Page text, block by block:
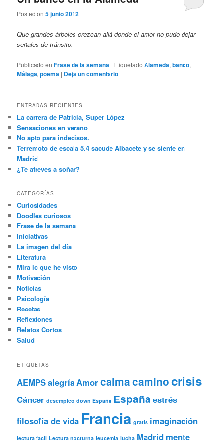
Posted on5 junio 2012
Que grandes árboles crezcan allá donde el amor no pudo dejar
señales de tránsito.
Publicado en Frase de la semana | Etiquetado Alameda,banco,
Málaga,poema | Deja un comentario
ENTRADAS RECIENTES
La carrera de Patricia, Super López
Sensaciones en verano
No apto para indecisos.
Terremoto de escala 5.4 sacude Albacete y se siente en
Madrid
¿Te atreves a soñar?
CATEGORÍAS
Curiosidades
Doodles curiosos
Frase de la semana
Iniciativas
La imagen del día
Literatura
Mira lo que he visto
Motivación
Noticias
Psicología
Recetas
Reflexiones
Relatos Cortos
Salud
ETIQUETAS
AEMPSalegría Amorcalmacaminocrisis
Cáncer desempleo down España España estrés
filosofía de vida Francia gratis imaginación
lectura facil Lectura nocturna leucemia lucha Madrid mente